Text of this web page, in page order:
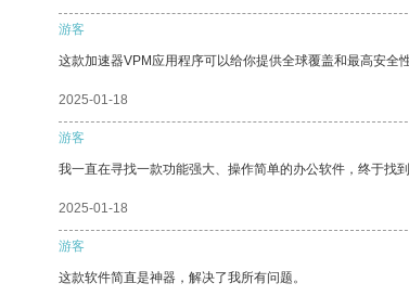
游客
这款加速器VPM应用程序可以给你提供全球覆盖和最高安全性
2025-01-18
游客
我一直在寻找一款功能强大、操作简单的办公软件，终于找
2025-01-18
游客
这款软件简直是神器，解决了我所有问题。